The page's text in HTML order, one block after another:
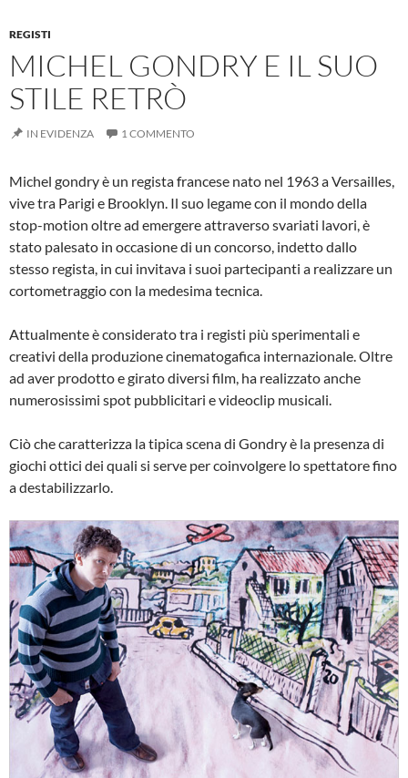
REGISTI
MICHEL GONDRY E IL SUO
STILE RETRÒ
IN EVIDENZA 1 COMMENTO
Michel gondry è un regista francese nato nel 1963 a Versailles,
vive tra Parigi e Brooklyn. Il suo legame con il mondo della
stop-motion oltre ad emergere attraverso svariati lavori, è
stato palesato in occasione di un concorso, indetto dallo
stesso regista, in cui invitava i suoi partecipanti a realizzare un
cortometraggio con la medesima tecnica.
Attualmente è considerato tra i registi più sperimentali e
creativi della produzione cinematogafica internazionale. Oltre
ad aver prodotto e girato diversi film, ha realizzato anche
numerosissimi spot pubblicitari e videoclip musicali.
Ciò che caratterizza la tipica scena di Gondry è la presenza di
giochi ottici dei quali si serve per coinvolgere lo spettatore fino
a destabilizzarlo.